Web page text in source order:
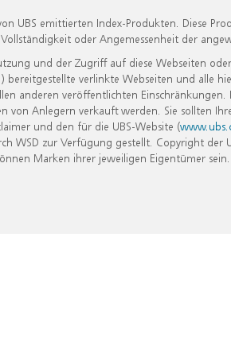
UBS emittierten Index-Produkten. Diese
oder Angemessenheit der
und der Zugriff auf diese Webseiten
verlinkte Webseiten und alle
anderen veröffentlichten
Anlegern verkauft werden. Sie sollten
und den für die UBS-Website (
zur Verfügung gestellt. Copyright der
Marken ihrer jeweiligen Eigentümer